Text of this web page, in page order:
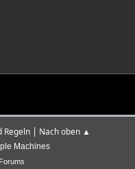
Regeln | Nach oben ▲
Machines